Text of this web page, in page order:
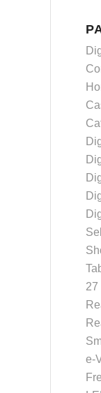
27
e-